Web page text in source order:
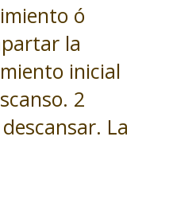
ó
la
inicial
2
La